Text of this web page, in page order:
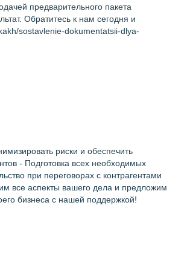
предварительного пакета
Обратитесь к нам сегодня и
sostavlenie-dokumentatsii-dlya-
риски и обеспечить
- Подготовка всех необходимых
при переговорах с контрагентами
все аспекты вашего дела и предложим
бизнеса с нашей поддержкой!